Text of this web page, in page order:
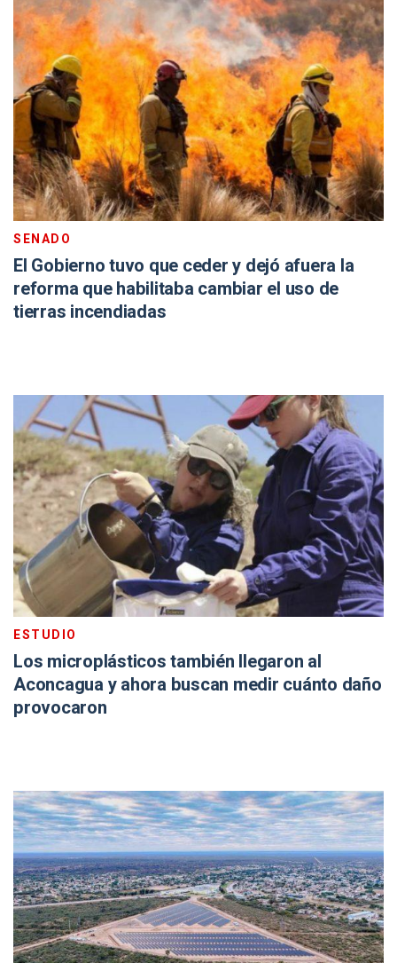
SENADO
El Gobierno tuvo que ceder y dejó afuera la
reforma que habilitaba cambiar el uso de
tierras incendiadas
ESTUDIO
Los microplásticos también llegaron al
Aconcagua y ahora buscan medir cuánto daño
provocaron